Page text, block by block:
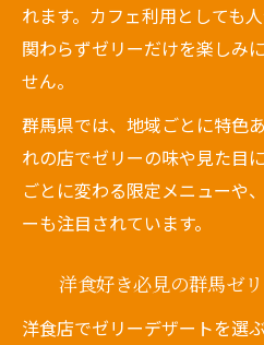
れます。カフェ利用としても
関わらずゼリーだけを楽しみ
せん。
群馬県では、地域ごとに特色
れの店でゼリーの味や見た目
ごとに変わる限定メニューや
ーも注目されています。
洋食好き必見の群馬ゼ
洋食店でゼリーデザートを選